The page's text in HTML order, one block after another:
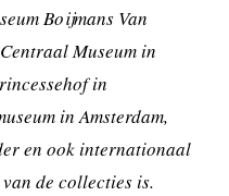
Boijmans Van
Museum in
in
in Amsterdam,
en ook internationaal
de collecties is.